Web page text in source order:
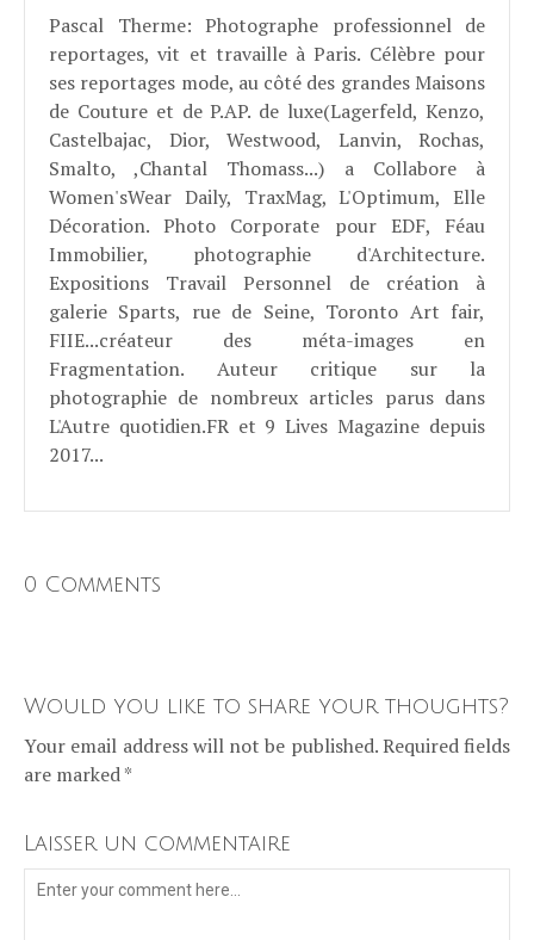
Pascal Therme: Photographe professionnel de
reportages, vit et travaille à Paris. Célèbre pour
ses reportages mode, au côté des grandes Maisons
de Couture et de P.AP. de luxe(Lagerfeld, Kenzo,
Castelbajac, Dior, Westwood, Lanvin, Rochas,
Smalto, ,Chantal Thomass...) a Collabore à
Women'sWear Daily, TraxMag, L'Optimum, Elle
Décoration. Photo Corporate pour EDF, Féau
Immobilier, photographie d'Architecture.
Expositions Travail Personnel de création à
galerie Sparts, rue de Seine, Toronto Art fair,
FIIE...créateur des méta-images en
Fragmentation. Auteur critique sur la
photographie de nombreux articles parus dans
L'Autre quotidien.FR et 9 Lives Magazine depuis
2017...
0 Comments
Would you like to share your thoughts?
Your email address will not be published. Required fields
are marked *
Laisser un commentaire